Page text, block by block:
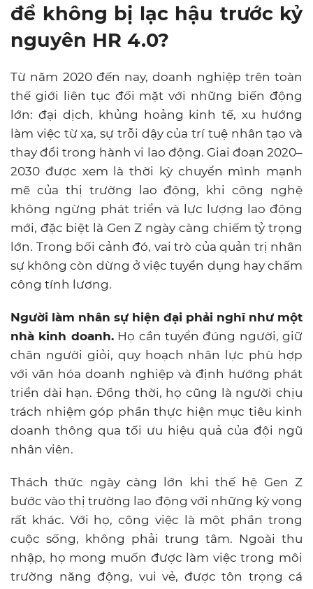
để không bị lạc hậu trước kỷ
nguyên HR 4.0?
Từ năm 2020 đến nay, doanh nghiệp trên toàn
thế giới liên tục đối mặt với những biến động
lớn: đại dịch, khủng hoảng kinh tế, xu hướng
làm việc từ xa, sự trỗi dậy của trí tuệ nhân tạo và
thay đổi trong hành vi lao động. Giai đoạn 2020–
2030 được xem là thời kỳ chuyển mình mạnh
mẽ của thị trường lao động, khi công nghệ
không ngừng phát triển và lực lượng lao động
mới, đặc biệt là Gen Z ngày càng chiếm tỷ trọng
lớn. Trong bối cảnh đó, vai trò của quản trị nhân
sự không còn dừng ở việc tuyển dụng hay chấm
công tính lương.
Người làm nhân sự hiện đại phải nghĩ như một
nhà kinh doanh.Họ cần tuyển đúng người, giữ
chân người giỏi, quy hoạch nhân lực phù hợp
với văn hóa doanh nghiệp và định hướng phát
triển dài hạn. Đồng thời, họ cũng là người chịu
trách nhiệm góp phần thực hiện mục tiêu kinh
doanh thông qua tối ưu hiệu quả của đội ngũ
nhân viên.
Thách thức ngày càng lớn khi thế hệ Gen Z
bước vào thị trường lao động với những kỳ vọng
rất khác. Với họ, công việc là một phần trong
cuộc sống, không phải trung tâm. Ngoài thu
nhập, họ mong muốn được làm việc trong môi
trường năng động, vui vẻ, được tôn trọng cá